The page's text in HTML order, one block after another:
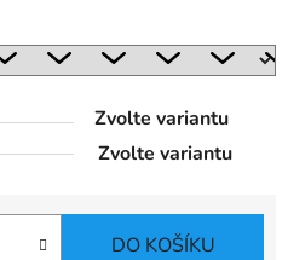
Zvolte variantu
Zvolte variantu
DO KOŠÍKU